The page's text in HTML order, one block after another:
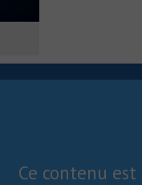
Ce contenu